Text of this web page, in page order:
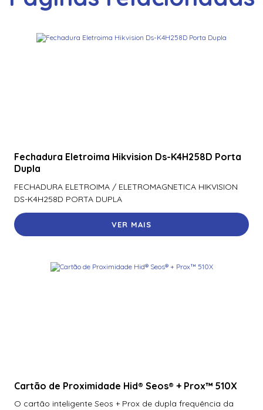
Switch Tp-Link Tl-Sg2428P (Un) Poe+ E 4 Slots Sfp
Switch Tp-Link Tl-Sg3428 (T1600G-28Ts T2600G-28Ts)
Fechadura Eletroima Hikvision Ds-K4H258D Porta
Dupla
FECHADURA ELETROIMA / ELETROMAGNETICA HIKVISION
DS-K4H258D PORTA DUPLA
VER MAIS
Cartão de Proximidade Hid® Seos® + Prox™ 510X
O cartão inteligente Seos + Prox de dupla frequência da